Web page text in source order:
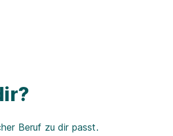
Beruf zu dir passt.